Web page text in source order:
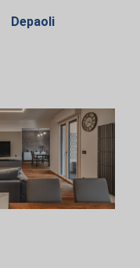
Depaoli